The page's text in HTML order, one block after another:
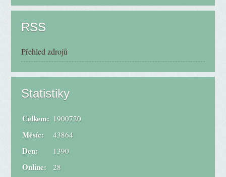
RSS
Přehled zdrojů
Statistiky
Online: 28
Celkem: 1900720
Měsíc: 43864
Den: 1390